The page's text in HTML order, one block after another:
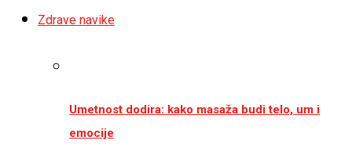
Zdrave navike
Umetnost dodira: kako masaža budi telo, um i
emocije